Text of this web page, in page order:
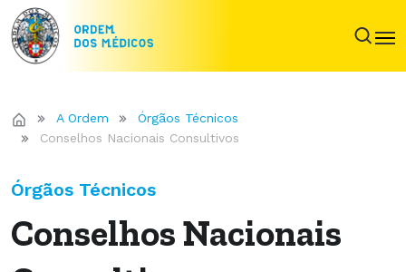
A Ordem
Órgãos Técnicos
Conselhos Nacionais Consultivos
Órgãos Técnicos
Conselhos Nacionais